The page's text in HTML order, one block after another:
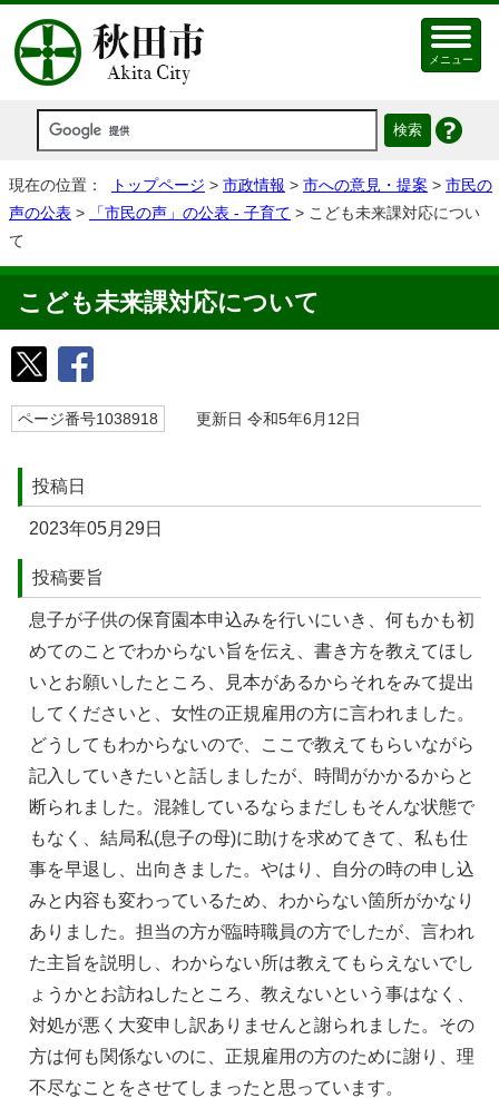
メニュー
現在の位置： トップページ > 市政情報 > 市への意見・提案 > 市民の
声の公表 > 「市民の声」の公表 - 子育て > こども未来課対応につい
て
こども未来課対応について
ページ番号1038918 更新日 令和5年6月12日
投稿日
2023年05⽉29⽇
投稿要旨
息⼦が⼦供の保育園本申込みを⾏いにいき、何もかも初
めてのことでわからない旨を伝え、書き⽅を教えてほし
いとお願いしたところ、⾒本があるからそれをみて提出
してくださいと、⼥性の正規雇⽤の⽅に⾔われました。
どうしてもわからないので、ここで教えてもらいながら
記⼊していきたいと話しましたが、時間がかかるからと
断られました。混雑しているならまだしもそんな状態で
もなく、結局私(息⼦の⺟)に助けを求めてきて、私も仕
事を早退し、出向きました。やはり、⾃分の時の申し込
みと内容も変わっているため、わからない箇所がかなり
ありました。担当の⽅が臨時職員の⽅でしたが、⾔われ
た主旨を説明し、わからない所は教えてもらえないでし
ょうかとお訪ねしたところ、教えないという事はなく、
対処が悪く⼤変申し訳ありませんと謝られました。その
⽅は何も関係ないのに、正規雇⽤の⽅のために謝り、理
不尽なことをさせてしまったと思っています。